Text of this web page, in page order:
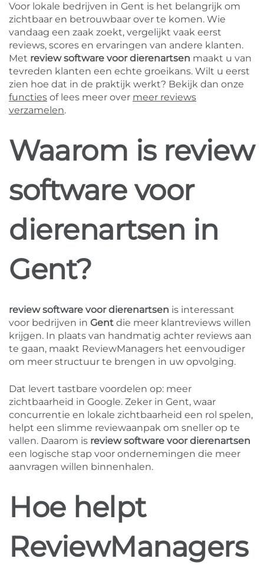
Voor lokale bedrijven in Gent is het belangrijk om
zichtbaar en betrouwbaar over te komen. Wie
vandaag een zaak zoekt, vergelijkt vaak eerst
reviews, scores en ervaringen van andere klanten.
Met review software voor dierenartsen maakt u van
tevreden klanten een echte groeikans. Wilt u eerst
zien hoe dat in de praktijk werkt? Bekijk dan onze
functies of lees meer over meer reviews
verzamelen.
Waarom is review
software voor
dierenartsen in
Gent?
review software voor dierenartsen is interessant
voor bedrijven in Gent die meer klantreviews willen
krijgen. In plaats van handmatig achter reviews aan
te gaan, maakt ReviewManagers het eenvoudiger
om meer structuur te brengen in uw opvolging.
Dat levert tastbare voordelen op: meer
zichtbaarheid in Google. Zeker in Gent, waar
concurrentie en lokale zichtbaarheid een rol spelen,
helpt een slimme reviewaanpak om sneller op te
vallen. Daarom is review software voor dierenartsen
een logische stap voor ondernemingen die meer
aanvragen willen binnenhalen.
Hoe helpt
ReviewManagers